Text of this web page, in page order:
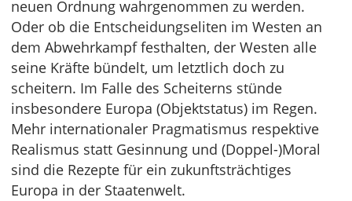
neuen Ordnung wahrgenommen zu werden.
Oder ob die Entscheidungseliten im Westen an
dem Abwehrkampf festhalten, der Westen alle
seine Kräfte bündelt, um letztlich doch zu
scheitern. Im Falle des Scheiterns stünde
insbesondere Europa (Objektstatus) im Regen.
Mehr internationaler Pragmatismus respektive
Realismus statt Gesinnung und (Doppel-)Moral
sind die Rezepte für ein zukunftsträchtiges
Europa in der Staatenwelt.